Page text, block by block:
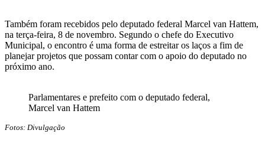
Também foram recebidos pelo deputado federal Marcel van Hattem,
na terça-feira, 8 de novembro. Segundo o chefe do Executivo
Municipal, o encontro é uma forma de estreitar os laços a fim de
planejar projetos que possam contar com o apoio do deputado no
próximo ano.
Parlamentares e prefeito com o deputado federal,
Marcel van Hattem
Fotos: Divulgação